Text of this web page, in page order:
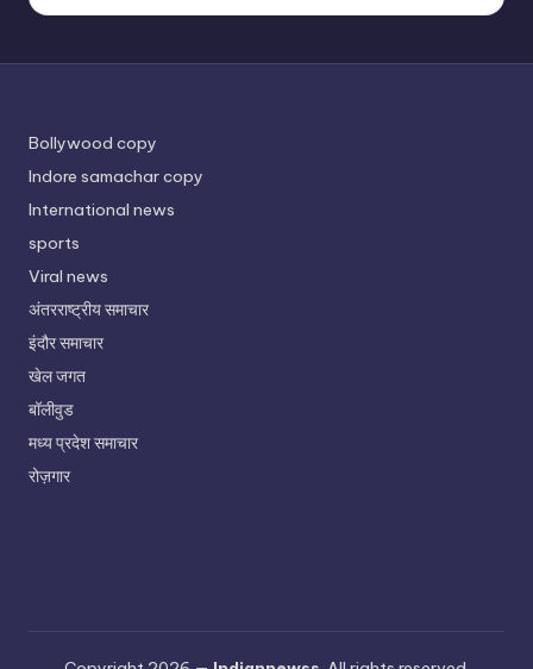
Bollywood copy
Indore samachar copy
International news
sports
Viral news
अंतरराष्ट्रीय समाचार
इंदौर समाचार
खेल जगत
बॉलीवुड
मध्य प्रदेश समाचार
रोज़गार